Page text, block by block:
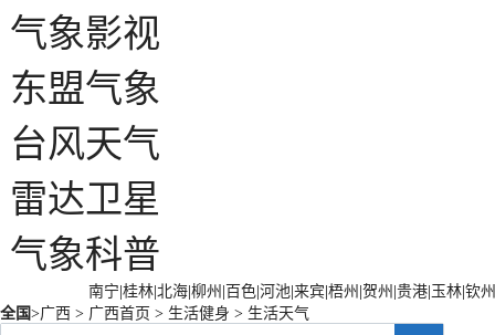
气象影视
东盟气象
台风天气
雷达卫星
气象科普
南宁 桂林 北海 柳州 百色 河池 来宾 梧州 贺州 贵港 玉林 钦州
全国>广西 > 广西首页 > 生活健身 > 生活天气